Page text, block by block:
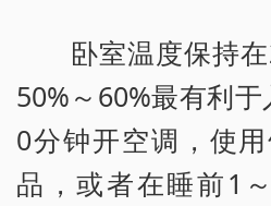
卧室温度保持
50%～60%最有利
0分钟开空调，使
品，或者在睡前1